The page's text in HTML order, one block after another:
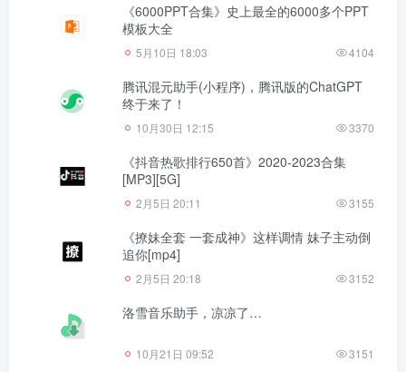
《6000PPT合集》史上最全的6000多个PPT
模板大全
5月10日 18:03 4104
腾讯混元助手(小程序)，腾讯版的ChatGPT
终于来了！
10月30日 12:15 3370
《抖音热歌排行650首》2020-2023合集
[MP3][5G]
2月5日 20:11 3155
《撩妹全套 一套成神》这样调情 妹子主动倒
追你[mp4]
2月5日 20:18 3152
洛雪音乐助手，凉凉了…
10月21日 09:52 3151